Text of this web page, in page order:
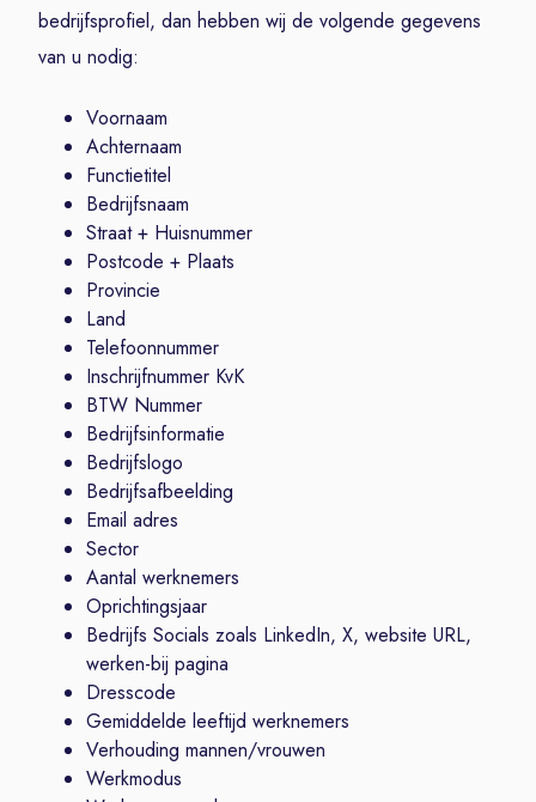
bedrijfsprofiel, dan hebben wij de volgende gegevens
van u nodig:
Voornaam
Achternaam
Functietitel
Bedrijfsnaam
Straat + Huisnummer
Postcode + Plaats
Provincie
Land
Telefoonnummer
Inschrijfnummer KvK
BTW Nummer
Bedrijfsinformatie
Bedrijfslogo
Bedrijfsafbeelding
Email adres
Sector
Aantal werknemers
Oprichtingsjaar
Bedrijfs Socials zoals LinkedIn, X, website URL,
werken-bij pagina
Dresscode
Gemiddelde leeftijd werknemers
Verhouding mannen/vrouwen
Werkmodus